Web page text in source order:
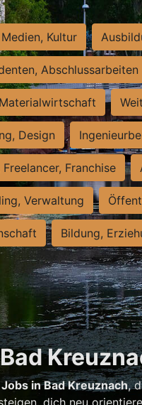
Kultur
Abschlussarbeiten
Design
Franchise
Verwaltung
Bildung,
Jobs in Bad Kreuznach,